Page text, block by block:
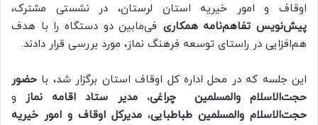
اوقاف و امور خیریه استان لرستان، در نشستی مشترک،
پیش‌نویس تفاهم‌نامه همکاری فی‌مابین دو دستگاه را با هدف
هم‌افزایی در راستای توسعه فرهنگ نماز، مورد بررسی قرار دادند.
این جلسه که در محل اداره کل اوقاف استان برگزار شد، با حضور
حجت‌الاسلام والمسلمین چراغی،مدیر ستاد اقامه نمازو
حجت‌الاسلام والمسلمین طباطبایی، مدیرکل اوقاف و امور خیریه